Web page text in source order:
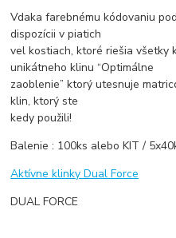
Vdaka farebnému kódovaniu
dispozícii v piatich
vel kostiach, ktoré riešia všetky
unikátneho klinu “Optimálne
zaoblenie” ktorý utesnuje
klin, ktorý ste
kedy použili!
Balenie : 100ks alebo KIT /
Aktívne klinky Dual Force
DUAL FORCE